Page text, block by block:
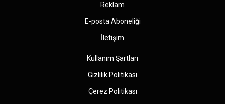
Reklam
E-posta Aboneliği
İletişim
Kullanım Şartları
Gizlilik Politikası
Çerez Politikası